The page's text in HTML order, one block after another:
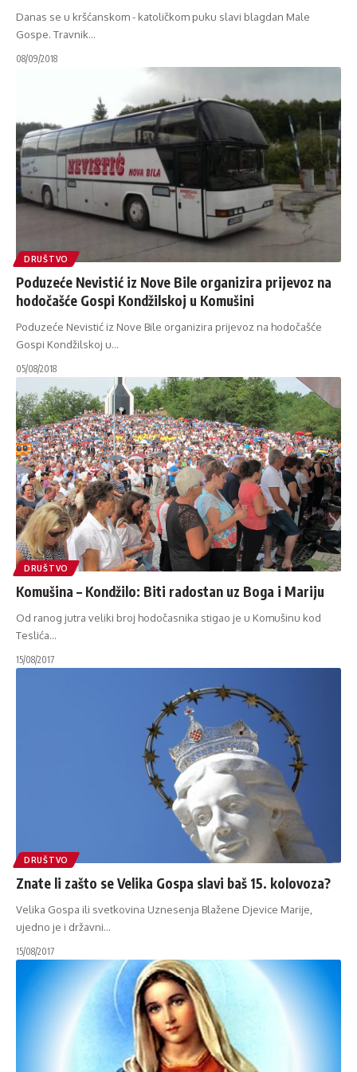
Danas se u kršćanskom - katoličkom puku slavi blagdan Male
Gospe. Travnik…
08/09/2018
DRUŠTVO
Poduzeće Nevistić iz Nove Bile organizira prijevoz na
hodočašće Gospi Kondžilskoj u Komušini
Poduzeće Nevistić iz Nove Bile organizira prijevoz na hodočašće
Gospi Kondžilskoj u…
05/08/2018
DRUŠTVO
Komušina – Kondžilo: Biti radostan uz Boga i Mariju
Od ranog jutra veliki broj hodočasnika stigao je u Komušinu kod
Teslića…
15/08/2017
DRUŠTVO
Znate li zašto se Velika Gospa slavi baš 15. kolovoza?
Velika Gospa ili svetkovina Uznesenja Blažene Djevice Marije,
ujedno je i državni…
15/08/2017